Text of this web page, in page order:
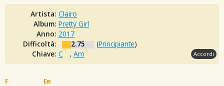
Artista: Clairo
Album: Pretty Girl
Anno: 2017
Difficoltà:
2.75 (Principiante)
Chiave: C , Am Accordi
F
Em